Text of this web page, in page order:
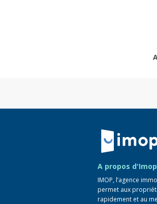
Retour à la
A propos d'Imop
IMOP, l’agence
permet aux
rapidement et au